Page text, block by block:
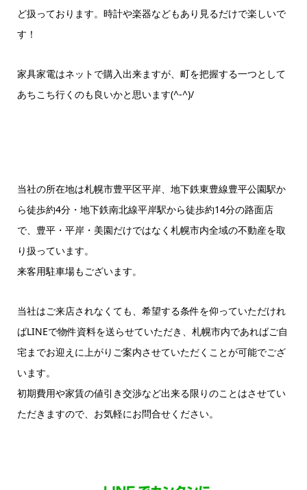
ど扱っております。時計や楽器などもあり見るだけで楽しいで
す！
家具家電はネットで購入出来ますが、町を把握する一つとして
あちこち行くのも良いかと思います(^-^)/
当社の所在地は札幌市豊平区平岸、地下鉄東豊線豊平公園駅か
ら徒歩約4分・地下鉄南北線平岸駅から徒歩約14分の路面店
で、豊平・平岸・美園だけではなく札幌市内全域の不動産を取
り扱っています。
来客用駐車場もございます。
当社はご来店されなくても、希望する条件を仰っていただけれ
ばLINEで物件資料を送らせていただき、札幌市内であればご自
宅までお迎えに上がりご案内させていただくことが可能でござ
います。
初期費用や家賃の値引き交渉など出来る限りのことはさせてい
ただきますので、お気軽にお問合せください。